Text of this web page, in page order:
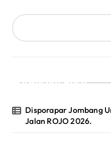
Recent Posts
Disporapar Jombang
Jalan ROJO 2026.